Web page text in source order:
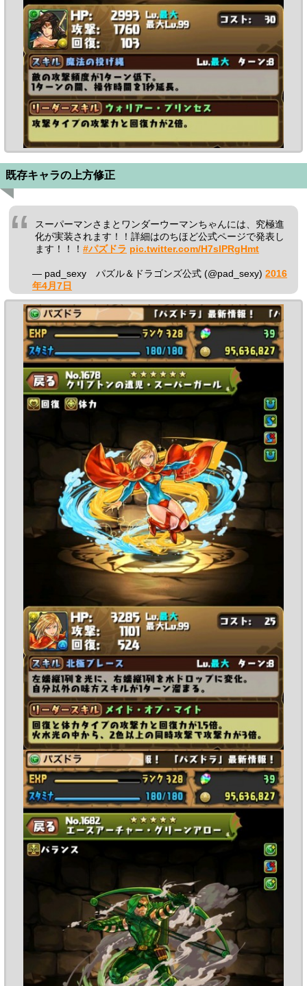
既存キャラの上方修正
スーパーマンさまとワンダーウーマンちゃんには、究極進
化が実装されます！！詳細はのちほど公式ページで発表し
ます！！！#パズドラ pic.twitter.com/H7slPRgHmt
— pad_sexy パズル＆ドラゴンズ公式 (@pad_sexy)2016
年4月7日